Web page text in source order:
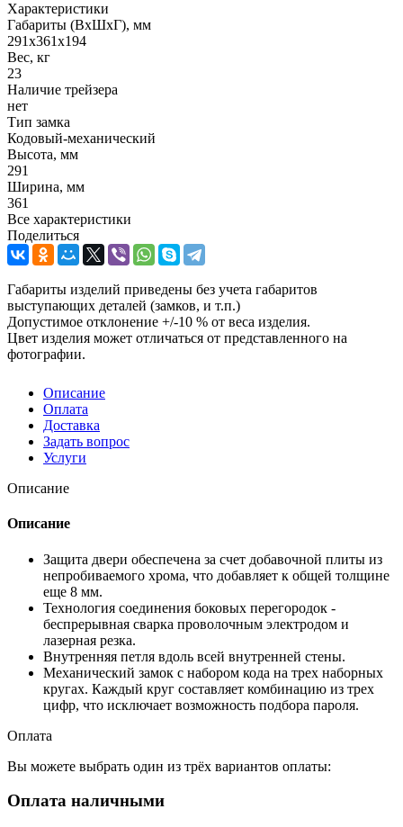
Характеристики
Габариты (ВxШxГ), мм
291x361x194
Вес, кг
23
Наличие трейзера
нет
Тип замка
Кодовый-механический
Высота, мм
291
Ширина, мм
361
Все характеристики
Поделиться
Габариты изделий приведены без учета габаритов
выступающих деталей (замков, и т.п.)
Допустимое отклонение +/-10 % от веса изделия.
Цвет изделия может отличаться от представленного на
фотографии.
Описание
Оплата
Доставка
Задать вопрос
Услуги
Описание
Описание
Защита двери обеспечена за счет добавочной плиты из
непробиваемого хрома, что добавляет к общей толщине
еще 8 мм.
Технология соединения боковых перегородок -
беспрерывная сварка проволочным электродом и
лазерная резка.
Внутренняя петля вдоль всей внутренней стены.
Механический замок с набором кода на трех наборных
кругах. Каждый круг составляет комбинацию из трех
цифр, что исключает возможность подбора пароля.
Оплата
Вы можете выбрать один из трёх вариантов оплаты:
Оплата наличными